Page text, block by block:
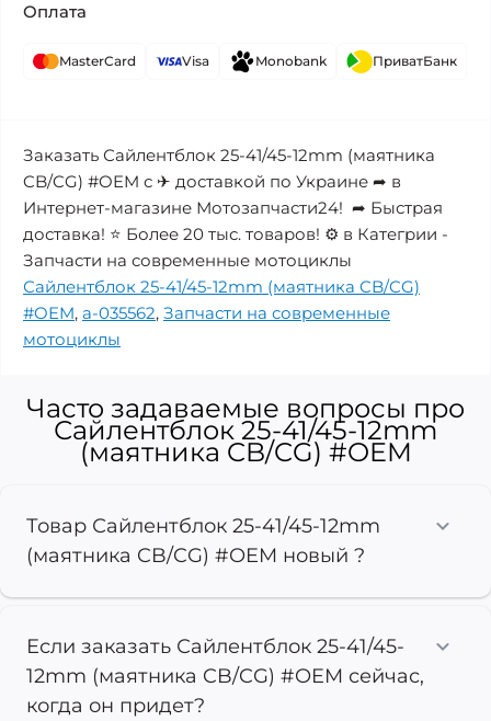
Оплата
MasterCard Visa Monobank ПриватБанк
Заказать Сайлентблок 25-41/45-12mm (маятника
CB/CG) #OEM с ✈ доставкой по Украине ➦ в
Интернет-магазине Мотозапчасти24! ➦ Быстрая
доставка! ⭐ Более 20 тыс. товаров! ⚙️ в Категрии -
Запчасти на современные мотоциклы
Сайлентблок 25-41/45-12mm (маятника CB/CG)
#OEM, a-035562, Запчасти на современные
мотоциклы
Часто задаваемые вопросы про
Сайлентблок 25-41/45-12mm
(маятника CB/CG) #OEM
Товар Сайлентблок 25-41/45-12mm
(маятника CB/CG) #OEM новый ?
Если заказать Сайлентблок 25-41/45-
12mm (маятника CB/CG) #OEM сейчас,
когда он придет?